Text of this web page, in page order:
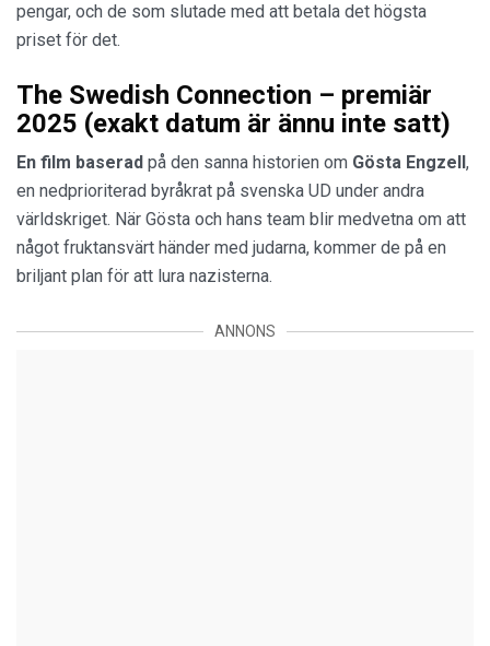
pengar, och de som slutade med att betala det högsta
priset för det.
The Swedish Connection – premiär
2025 (exakt datum är ännu inte satt)
En film baserad på den sanna historien om Gösta Engzell ,
en nedprioriterad byråkrat på svenska UD under andra
världskriget. När Gösta och hans team blir medvetna om att
något fruktansvärt händer med judarna, kommer de på en
briljant plan för att lura nazisterna.
ANNONS